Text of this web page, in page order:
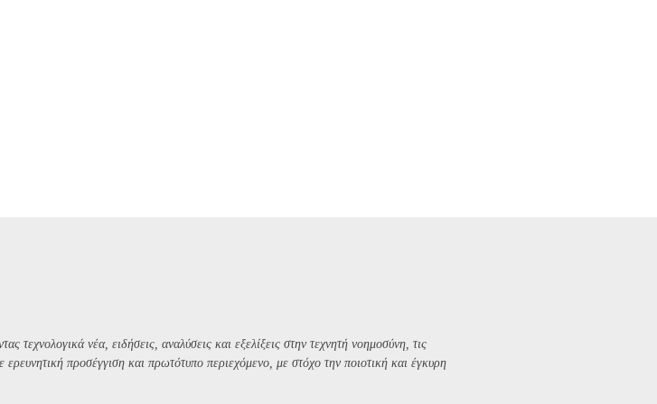
τεχνολογικά νέα, ειδήσεις, αναλύσεις και εξελίξεις στην τεχνητή νοημοσύνη, τις
προσέγγιση και πρωτότυπο περιεχόμενο, με στόχο την ποιοτική και έγκυρη